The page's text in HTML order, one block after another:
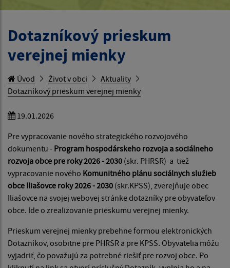
Dotazníkový prieskum
verejnej mienky
Úvod Život v obci
Aktuality
Dotazníkový prieskum verejnej mienky
19.01.2026
Pre vypracovanie nového strategického rozvojového
dokumentu - Program hospodárskeho rozvoja a sociálneho
rozvoja obce pre roky 2026 - 2030 (skr. PHRSR) a tiež
vypracovanie nového Komunitného plánu sociálnych služieb
obce Iliašovce roky 2026 - 2030 (skr.KPSS), zverejňuje obec
Iliašovce na svojej webovej stránke dotazníky pre obyvateľov
obce. Ide o zrealizovanie prieskumu verejnej mienky.
Prieskum verejnej mienky prebehne formou elektronických
Dotazníkov, osobitne pre PHRSR a pre KPSS. Obyvatelia môžu
vyjadriť, čo považujú za potrebné riešiť pre rozvoj obce. Po